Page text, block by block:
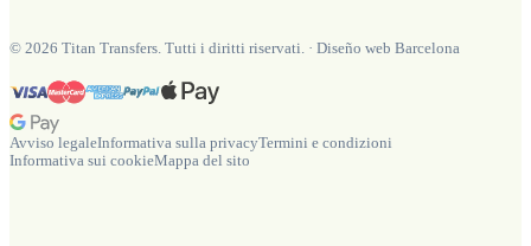
© 2026 Titan Transfers. Tutti i diritti riservati. · Diseño web Barcelona
Avviso legaleInformativa sulla privacyTermini e condizioni
Informativa sui cookieMappa del sito